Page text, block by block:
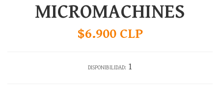
MICROMACHINES
$6.900 CLP
DISPONIBILIDAD: 1